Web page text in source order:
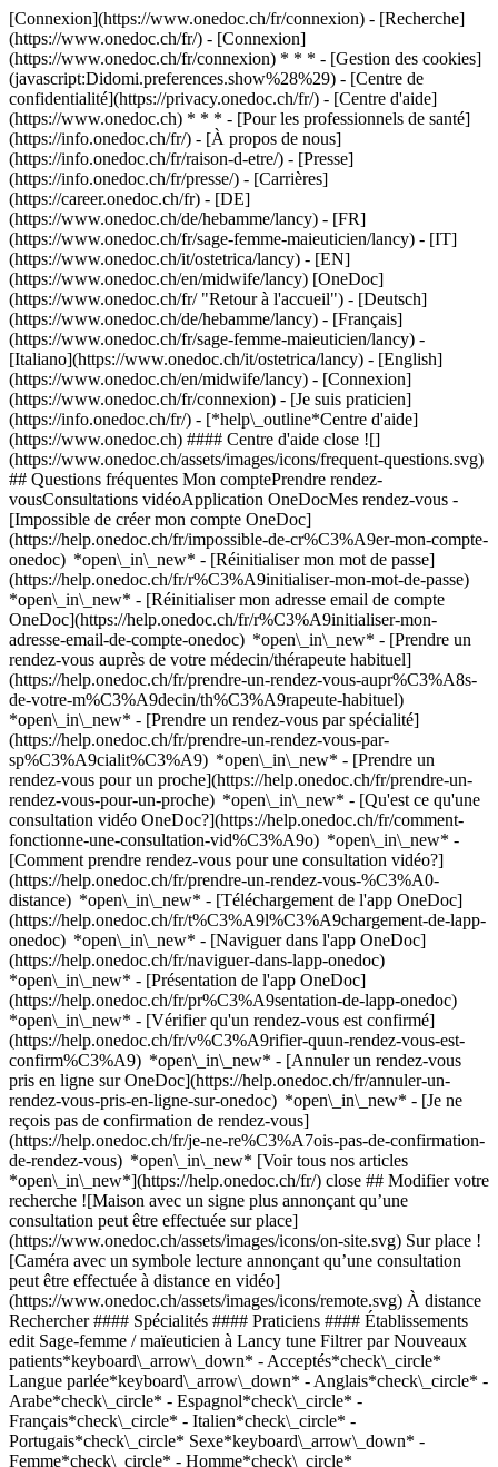
[Connexion](https://www.onedoc.ch/fr/connexion) - [Recherche]
(https://www.onedoc.ch/fr/) - [Connexion]
(https://www.onedoc.ch/fr/connexion) * * * - [Gestion des cookies]
(javascript:Didomi.preferences.show%28%29) - [Centre de
confidentialité](https://privacy.onedoc.ch/fr/) - [Centre d'aide]
(https://www.onedoc.ch) * * * - [Pour les professionnels de santé]
(https://info.onedoc.ch/fr/) - [À propos de nous]
(https://info.onedoc.ch/fr/raison-d-etre/) - [Presse]
(https://info.onedoc.ch/fr/presse/) - [Carrières]
(https://career.onedoc.ch/fr) - [DE]
(https://www.onedoc.ch/de/hebamme/lancy) - [FR]
(https://www.onedoc.ch/fr/sage-femme-maieuticien/lancy) - [IT]
(https://www.onedoc.ch/it/ostetrica/lancy) - [EN]
(https://www.onedoc.ch/en/midwife/lancy) [OneDoc]
(https://www.onedoc.ch/fr/ "Retour à l'accueil") - [Deutsch]
(https://www.onedoc.ch/de/hebamme/lancy) - [Français]
(https://www.onedoc.ch/fr/sage-femme-maieuticien/lancy) -
[Italiano](https://www.onedoc.ch/it/ostetrica/lancy) - [English]
(https://www.onedoc.ch/en/midwife/lancy) - [Connexion]
(https://www.onedoc.ch/fr/connexion) - [Je suis praticien]
(https://info.onedoc.ch/fr/) - [*help\_outline*Centre d'aide]
(https://www.onedoc.ch) #### Centre d'aide close ![]
(https://www.onedoc.ch/assets/images/icons/frequent-questions.svg)
## Questions fréquentes Mon comptePrendre rendez-
vousConsultations vidéoApplication OneDocMes rendez-vous -
[Impossible de créer mon compte OneDoc]
(https://help.onedoc.ch/fr/impossible-de-cr%C3%A9er-mon-compte-
onedoc) *open\_in\_new* - [Réinitialiser mon mot de passe]
(https://help.onedoc.ch/fr/r%C3%A9initialiser-mon-mot-de-passe)
*open\_in\_new* - [Réinitialiser mon adresse email de compte
OneDoc](https://help.onedoc.ch/fr/r%C3%A9initialiser-mon-
adresse-email-de-compte-onedoc) *open\_in\_new* - [Prendre un
rendez-vous auprès de votre médecin/thérapeute habituel]
(https://help.onedoc.ch/fr/prendre-un-rendez-vous-aupr%C3%A8s-
de-votre-m%C3%A9decin/th%C3%A9rapeute-habituel)
*open\_in\_new* - [Prendre un rendez-vous par spécialité]
(https://help.onedoc.ch/fr/prendre-un-rendez-vous-par-
sp%C3%A9cialit%C3%A9) *open\_in\_new* - [Prendre un
rendez-vous pour un proche](https://help.onedoc.ch/fr/prendre-un-
rendez-vous-pour-un-proche) *open\_in\_new* - [Qu'est ce qu'une
consultation vidéo OneDoc?](https://help.onedoc.ch/fr/comment-
fonctionne-une-consultation-vid%C3%A9o) *open\_in\_new* -
[Comment prendre rendez-vous pour une consultation vidéo?]
(https://help.onedoc.ch/fr/prendre-un-rendez-vous-%C3%A0-
distance) *open\_in\_new* - [Téléchargement de l'app OneDoc]
(https://help.onedoc.ch/fr/t%C3%A9l%C3%A9chargement-de-lapp-
onedoc) *open\_in\_new* - [Naviguer dans l'app OneDoc]
(https://help.onedoc.ch/fr/naviguer-dans-lapp-onedoc)
*open\_in\_new* - [Présentation de l'app OneDoc]
(https://help.onedoc.ch/fr/pr%C3%A9sentation-de-lapp-onedoc)
*open\_in\_new* - [Vérifier qu'un rendez-vous est confirmé](https://help.onedoc.ch/fr/v%C3%A9rifier-quun-rendez-vous-est-confirm%C3%A9) *open\_in\_new* - [Annuler un rendez-vous pris en ligne sur OneDoc](https://help.onedoc.ch/fr/annuler-un-rendez-vous-pris-en-ligne-sur-onedoc) *open\_in\_new* - [Je ne reçois pas de confirmation de rendez-vous](https://help.onedoc.ch/fr/je-ne-re%C3%A7ois-pas-de-confirmation-de-rendez-vous) *open\_in\_new* [Voir tous nos articles *open\_in\_new*](https://help.onedoc.ch/fr/) close ## Modifier votre recherche ![Maison avec un signe plus annonçant qu’une consultation peut être effectuée sur place](https://www.onedoc.ch/assets/images/icons/on-site.svg) Sur place ![Caméra avec un symbole lecture annonçant qu’une consultation peut être effectuée à distance en vidéo](https://www.onedoc.ch/assets/images/icons/remote.svg) À distance Rechercher #### Spécialités #### Praticiens #### Établissements edit Sage-femme / maïeuticien à Lancy tune Filtrer par Nouveaux patients*keyboard\_arrow\_down* - Acceptés*check\_circle* Langue parlée*keyboard\_arrow\_down* - Anglais*check\_circle* - Arabe*check\_circle* - Espagnol*check\_circle* - Français*check\_circle* - Italien*check\_circle* - Portugais*check\_circle* Sexe*keyboard\_arrow\_down* - Femme*check\_circle* - Homme*check\_circle* Réseau*keyboard\_arrow\_down* - ASCA*check\_circle* - RME*check\_circle* Disponibilité*keyboard\_arrow\_down* - Disponible aujourdhui*check\_circle* - Dans les 3 prochains jours*check\_circle* - Dans les 7 prochains jours*check\_circle* - Dans les 14 prochains jours*check\_circle* # Sage-femme / maïeuticien dans les environs de Lancy: prenez rendez-vous en ligne aujourd'hui [![Mme Aline Belmain, acupunctrice à Petit-Lancy](https://assets.onedoc.ch/images/users/4f5e7e91836fe366e5c7ea326bfbeadd6f6186d03a7b0a779c3acb83f64b4a23-small.png "Mme Aline Belmain, acupunctrice à Petit-Lancy")](https://www.onedoc.ch/fr/acupunctrice/petit-lancy/pcoy4/aline-belmain) ### [Mme Aline Belmain](https://www.onedoc.ch/fr/acupunctrice/petit-lancy/pcoy4/aline-belmain) ![Badge indiquant un profil vérifié](https://www.onedoc.ch/assets/images/icons/checkmark.svg) [Acupunctrice](https://www.onedoc.ch/fr/acupuncteur/petit-lancy), [Sage-femme](https://www.onedoc.ch/fr/sage-femme-maieuticien/petit-lancy) Espace Levana Avenue des Morgines 3 1213 Petit-Lancy ![Mme Aline Belmain est affiliée au réseau ASCA](https://assets.onedoc.ch/images/networks/logos/496d325fd4282f2f0a46197dd629fd16fcd2d324839e441a2a65aaa74df08a15-small.png)![Mme Aline Belmain est affiliée au réseau RME](https://assets.onedoc.ch/images/networks/logos/a202aabd14cdddb5ff03205af2481fb805645ff903773c55a6c572d22f23762e-small.png) ![Icône patient avec un signe plus annonçant que le professionnel accepte de nouveaux patients](https://www.onedoc.ch/assets/images/icons/new-patients.svg)Accepte les nouveaux patients [Réserver un RDV](https://www.onedoc.ch/fr/acupunctrice/petit-lancy/pcoy4/aline-belmain) *chevron\_left* lun. 03 août *chevron\_right* Voir plus de rendez-vous *error\_outline* Une erreur s'est produite lors du chargement des disponibilités [Réessayer](https://www.onedoc.ch) [![Mme Maud Boulin, thérapeute en hypnose à Petit-Lancy](https://assets.onedoc.ch/images/users/a8349b91c2d06319bfbcb2ed33f7ad69c73e52149ed3eb13705977d20c2a9e98-small.png "Mme Maud Boulin, thérapeute en hypnose à Petit-Lancy")](https://www.onedoc.ch/fr/therapeute-en-hypnose/petit-lancy/pcuhq/maud-boulin) ### [Mme Maud Boulin](https://www.onedoc.ch/fr/therapeute-en-hypnose/petit-lancy/pcuhq/maud-boulin) ![Badge indiquant un profil vérifié](https://www.onedoc.ch/assets/images/icons/checkmark.svg) [Thérapeute en hypnose](https://www.onedoc.ch/fr/therapeute-en-hypnose/petit-lancy), [Sage-femme](https://www.onedoc.ch/fr/sage-femme-maieuticien/petit-lancy) Cabinet de Maud Boulin - Hypnose - Sexothérapeute - Sage-femme - HypnoNaissance Chemin Louis-Hubert 2 1213 Petit-Lancy ![Mme Maud Boulin est affiliée au réseau ASCA](https://assets.onedoc.ch/images/networks/logos/496d325fd4282f2f0a46197dd629fd16fcd2d324839e441a2a65aaa74df08a15-small.png) ![Icône patient avec un signe plus annonçant que le professionnel accepte de nouveaux patients](https://www.onedoc.ch/assets/images/icons/new-patients.svg)Accepte les nouveaux patients [Réserver un RDV](https://www.onedoc.ch/fr/therapeute-en-hypnose/petit-lancy/pcuhq/maud-boulin) *chevron\_left* lun. 03 août *chevron\_right* Voir plus de rendez-vous *error\_outline* Une erreur s'est produite lors du chargement des disponibilités [Réessayer](https://www.onedoc.ch) [![Mme Nathalie Luisoni, sage-femme à Genève](https://assets.onedoc.ch/images/users/47a6a838c9d2d3efeb7af8b22bc1091a6ed97344e4ac50cbf92f01bb5d99ad15-small.png "Mme Nathalie Luisoni, sage-femme à Genève")](https://www.onedoc.ch/fr/sage-femme/geneve/pczvk/nathalie-luisoni) ### [Mme Nathalie Luisoni](https://www.onedoc.ch/fr/sage-femme/geneve/pczvk/nathalie-luisoni) ![Badge indiquant un profil vérifié](https://www.onedoc.ch/assets/images/icons/checkmark.svg) [Sage-femme](https://www.onedoc.ch/fr/sage-femme-maieuticien/geneve) [Cabinet Dix Lunes, chez "Mypelvicare"](https://www.onedoc.ch/fr/cabinet-medical/geneve/ebdw1/cabinet-dix-lunes-chez-mypelvicare) Rue de Cornavin 11 1201 Genève ![Mme Nathalie Luisoni est affiliée au réseau ASCA](https://assets.onedoc.ch/images/networks/logos/496d325fd4282f2f0a46197dd629fd16fcd2d324839e441a2a65aaa74df08a15-small.png)![Mme Nathalie Luisoni est affiliée au réseau RME](https://assets.onedoc.ch/images/networks/logos/a202aabd14cdddb5ff03205af2481fb805645ff903773c55a6c572d22f23762e-small.png) ![Icône patient avec un signe plus annonçant que le professionnel accepte de nouveaux patients](https://www.onedoc.ch/assets/images/icons/new-patients.svg)Accepte les nouveaux patients [Réserver un RDV](https://www.onedoc.ch/fr/sage-femme/geneve/pczvk/nathalie-luisoni) *chevron\_left* lun. 03 août *chevron\_right* Voir plus de rendez-vous *error\_outline* Une erreur s'est produite lors du chargement des disponibilités [Réessayer](https://www.onedoc.ch) [![Mme Nawal Matlou, spécialiste en rééducation du périnée à Genève](https://assets.onedoc.ch/images/users/3351696426a157aa437d67c53a1a42d6cfecd3907c341679fc2b50cd59582cc4-small.jpg "Mme Nawal Matlou, spécialiste en rééducation du périnée à Genève")](https://www.onedoc.ch/fr/specialiste-en-reeducation-du-perinee/geneve/pcp9g/nawal-matlou) ### [Mme Nawal Matlou](https://www.onedoc.ch/fr/specialiste-en-reeducation-du-perinee/geneve/pcp9g/nawal-matlou) ![Badge indiquant un profil vérifié](https://www.onedoc.ch/assets/images/icons/checkmark.svg) [Spécialiste en rééducation du périnée](https://www.onedoc.ch/fr/specialiste-en-reeducation-du-perinee/geneve), [Sage-femme](https://www.onedoc.ch/fr/sage-femme-maieuticien/geneve) Centre périnatal | Sages-femmes Rue de Saint-Jean 30 1203 Genève ![Icône patient avec un signe plus annonçant que le professionnel accepte de nouveaux patients](https://www.onedoc.ch/assets/images/icons/new-patients.svg)Accepte les nouveaux patients [Réserver un RDV](https://www.onedoc.ch/fr/specialiste-en-reeducation-du-perinee/geneve/pcp9g/nawal-matlou) Expertises:[Préparation à la naissance et à la parentalité](https://www.onedoc.ch/fr/preparation-a-la-naissance-et-a-la-parentalite/geneve), [Troubles du sommeil](https://www.onedoc.ch/fr/troubles-du-sommeil/geneve), [Rééducation du périnée | Rééducation post-partum | réhabilitation génito-urinaire](https://www.onedoc.ch/fr/reeducation-du-perinee-reeducation-post-partum-rehabilitation-genito-urinaire/geneve)Voir plus *chevron\_left* lun. 03 août *chevron\_right* Voir plus de rendez-vous *error\_outline* Une erreur s'est produite lors du chargement des disponibilités [Réessayer](https://www.onedoc.ch) Expertises:[Préparation à la naissance et à la parentalité](https://www.onedoc.ch/fr/preparation-a-la-naissance-et-a-la-parentalite/geneve), [Troubles du sommeil](https://www.onedoc.ch/fr/troubles-du-sommeil/geneve), [Rééducation du périnée | Rééducation post-partum | réhabilitation génito-urinaire](https://www.onedoc.ch/fr/reeducation-du-perinee-reeducation-post-partum-rehabilitation-genito-urinaire/geneve)Voir plus [![Mme Aline Poly, sage-femme à Genève](https://assets.onedoc.ch/images/users/e2abe39f4d9f22d52d3e6ba6afeeded1cdd689a40835bb796290804a2e856d8d-small.png "Mme Aline Poly, sage-femme à Genève")](https://www.onedoc.ch/fr/sage-femme/geneve/pc2q7/aline-poly) ### [Mme Aline Poly](https://www.onedoc.ch/fr/sage-femme/geneve/pc2q7/aline-poly) ![Badge indiquant un profil vérifié](https://www.onedoc.ch/assets/images/icons/checkmark.svg) [Sage-femme](https://www.onedoc.ch/fr/sage-femme-maieuticien/geneve) Cabinet d'Aline Poly Rue du Lac 8 1207 Genève ![Icône patient avec un signe plus annonçant que le professionnel accepte de nouveaux patients](https://www.onedoc.ch/assets/images/icons/new-patients.svg)Accepte les nouveaux patients [Réserver un RDV](https://www.onedoc.ch/fr/sage-femme/geneve/pc2q7/aline-poly) Expertises:[Allaitement](https://www.onedoc.ch/fr/allaitement/geneve), [Conseil en lactation](https://www.onedoc.ch/fr/conseil-en-lactation/geneve), [Préparation à la naissance et à la parentalité](https://www.onedoc.ch/fr/preparation-a-la-naissance-et-a-la-parentalite/geneve), [Suivi de grossesse](https://www.onedoc.ch/fr/suivi-de-grossesse/geneve), [Accompagnement psychologique dépression post-partum](https://www.onedoc.ch/fr/accompagnement-psychologique-depression-post-partum/geneve)Voir plus Expertises:[Allaitement](https://www.onedoc.ch/fr/allaitement/geneve), [Conseil en lactation](https://www.onedoc.ch/fr/conseil-en-lactation/geneve), [Préparation à la naissance et à la parentalité](https://www.onedoc.ch/fr/preparation-a-la-naissance-et-a-la-parentalite/geneve), [Suivi de grossesse](https://www.onedoc.ch/fr/suivi-de-grossesse/geneve), [Accompagnement psychologique dépression po